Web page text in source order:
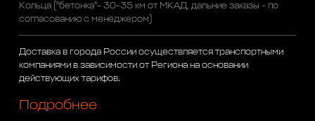
Кольца ("бетонка"- 30-35 км от МКАД, дальние заказы - по
согласованию с менеджером)
Доставка в города России осуществляется транспортными
компаниями в зависимости от Региона на основании
действующих тарифов.
Подробнее